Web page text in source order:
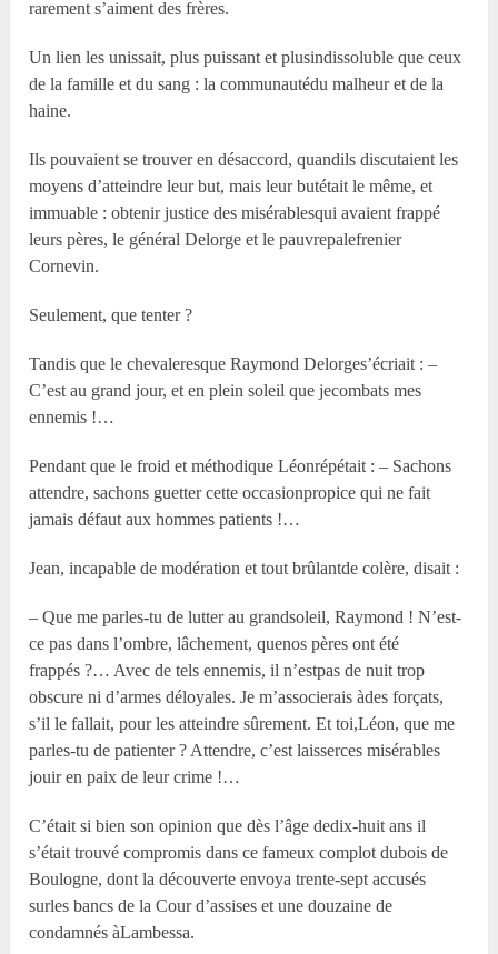
rarement s’aiment des frères.
Un lien les unissait, plus puissant et plusindissoluble que ceux
de la famille et du sang : la communautédu malheur et de la
haine.
Ils pouvaient se trouver en désaccord, quandils discutaient les
moyens d’atteindre leur but, mais leur butétait le même, et
immuable : obtenir justice des misérablesqui avaient frappé
leurs pères, le général Delorge et le pauvrepalefrenier
Cornevin.
Seulement, que tenter ?
Tandis que le chevaleresque Raymond Delorges’écriait : –
C’est au grand jour, et en plein soleil que jecombats mes
ennemis !…
Pendant que le froid et méthodique Léonrépétait : – Sachons
attendre, sachons guetter cette occasionpropice qui ne fait
jamais défaut aux hommes patients !…
Jean, incapable de modération et tout brûlantde colère, disait :
– Que me parles-tu de lutter au grandsoleil, Raymond ! N’est-
ce pas dans l’ombre, lâchement, quenos pères ont été
frappés ?… Avec de tels ennemis, il n’estpas de nuit trop
obscure ni d’armes déloyales. Je m’associerais àdes forçats,
s’il le fallait, pour les atteindre sûrement. Et toi,Léon, que me
parles-tu de patienter ? Attendre, c’est laisserces misérables
jouir en paix de leur crime !…
C’était si bien son opinion que dès l’âge dedix-huit ans il
s’était trouvé compromis dans ce fameux complot dubois de
Boulogne, dont la découverte envoya trente-sept accusés
surles bancs de la Cour d’assises et une douzaine de
condamnés àLambessa.